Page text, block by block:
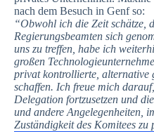
nach dem Besuch in Genf so:
“Obwohl ich die Zeit schätze,
Regierungsbeamten sich
uns zu treffen, habe ich
großen
privat kontrollierte, alternative
schaffen. Ich freue mich
Delegation fortzusetzen und
und andere Angelegenheiten,
Zuständigkeit des Komitees zu